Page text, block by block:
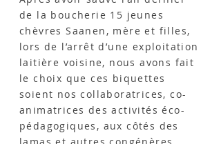
de la boucherie 15 jeunes
chèvres Saanen, mère et filles,
lors de l’arrêt d’une exploitation
laitière voisine, nous avons fait
le choix que ces biquettes
soient nos collaboratrices, co-
animatrices des activités éco-
pédagogiques, aux côtés des